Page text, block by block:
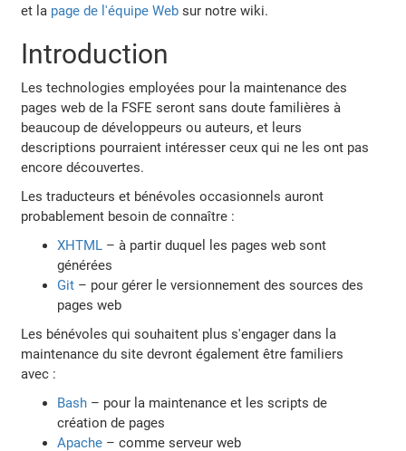
et la page de l'équipe Web sur notre wiki.
Introduction
Les technologies employées pour la maintenance des
pages web de la FSFE seront sans doute familières à
beaucoup de développeurs ou auteurs, et leurs
descriptions pourraient intéresser ceux qui ne les ont pas
encore découvertes.
Les traducteurs et bénévoles occasionnels auront
probablement besoin de connaître :
XHTML – à partir duquel les pages web sont
générées
Git – pour gérer le versionnement des sources des
pages web
Les bénévoles qui souhaitent plus s'engager dans la
maintenance du site devront également être familiers
avec :
Bash – pour la maintenance et les scripts de
création de pages
Apache – comme serveur web